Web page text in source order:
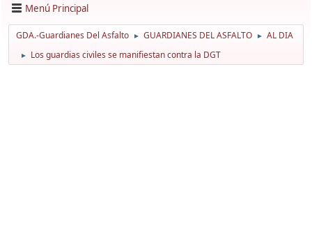
Menú Principal
GDA.-Guardianes Del Asfalto ► GUARDIANES DEL ASFALTO ► AL DIA
► Los guardias civiles se manifiestan contra la DGT